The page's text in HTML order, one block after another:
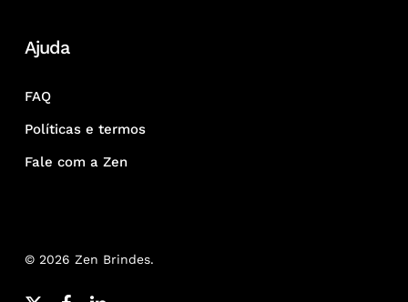
Ajuda
FAQ
Políticas e termos
Fale com a Zen
© 2026 Zen Brindes.